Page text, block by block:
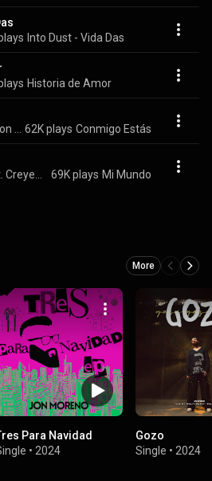
Into Dust - Vida Das
Historia de Amor
62K plays Conmigo Estás
69K plays Mi Mundo
More
Para Navidad
• 2024
Gozo
Single • 2024